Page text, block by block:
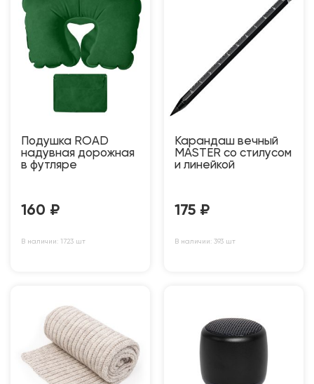
Подушка ROAD
надувная дорожная
в футляре
160 ₽
В наличии: 1723 шт
Карандаш вечный
MASTER со стилусом
и линейкой
175 ₽
В наличии: 393 шт